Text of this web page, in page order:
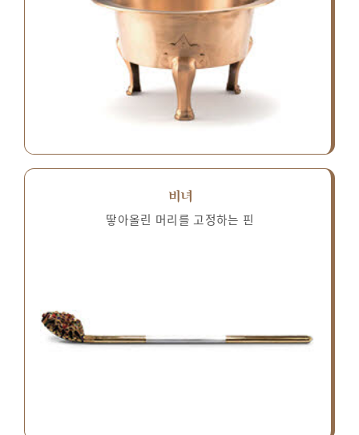
비녀
땋아올린 머리를 고정하는 핀